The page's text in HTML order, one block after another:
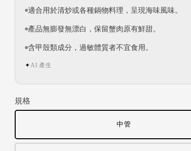
適合用於清炒或各種鍋物料理，呈現海味風味。
產品無膨發無漂白，保留蟹肉原有鮮甜。
含甲殼類成分，過敏體質者不宜食用。
✦ AI 產生
規格
中管